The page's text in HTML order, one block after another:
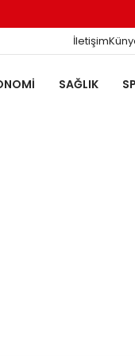
İletişim
SAĞLIK